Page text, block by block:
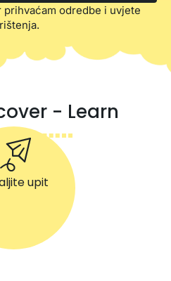
odredbe i uvjete
- Learn
upit